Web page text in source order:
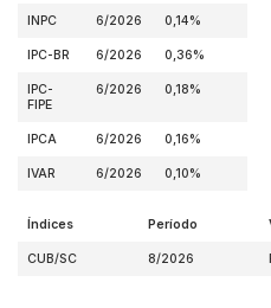
INPC 6/2026 0,14%
IPC-BR 6/2026 0,36%
IPC-
FIPE
6/2026 0,18%
IPCA 6/2026 0,16%
IVAR 6/2026 0,10%
Índices Período
CUB/SC 8/2026